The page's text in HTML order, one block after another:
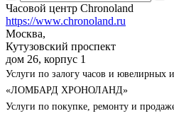
Часовой центр Chronoland
https://www.chronoland.ru
Москва,
Кутузовский проспект
дом 26, корпус 1
Услуги по залогу часов и ювелирных
«ЛОМБАРД ХРОНОЛАНД»
Услуги по покупке, ремонту и